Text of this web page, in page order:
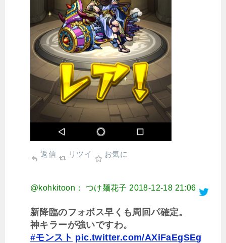
返信 リツイ お気に
@kohkitoon： つけ麺花子 2018-12-18 21:06
新降臨のフォボス早くも周回パ確定。
神キラーが強いですわ。
#モンスト pic.twitter.com/AXiFaEgSEg